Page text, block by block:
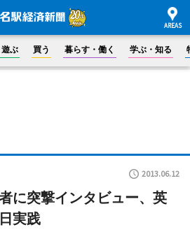
遊ぶ 買う 暮らす・働く 学ぶ・知る
2013.06.12
に突撃インタビュー、英
実践